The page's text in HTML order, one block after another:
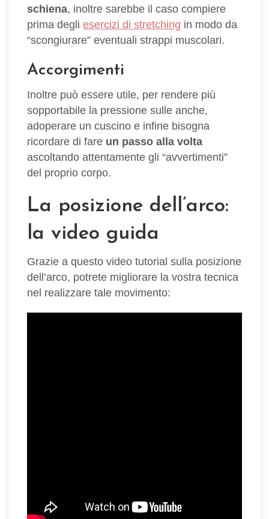
schiena, inoltre sarebbe il caso compiere
prima degli esercizi di stretching in modo da
“scongiurare” eventuali strappi muscolari.
Accorgimenti
Inoltre può essere utile, per rendere più
sopportabile la pressione sulle anche,
adoperare un cuscino e infine bisogna
ricordare di fare un passo alla volta
ascoltando attentamente gli “avvertimenti”
del proprio corpo.
La posizione dell’arco:
la video guida
Grazie a questo video tutorial sulla posizione
dell’arco, potrete migliorare la vostra tecnica
nel realizzare tale movimento: